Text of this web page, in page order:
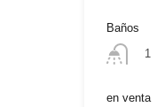
Baños
1
en venta